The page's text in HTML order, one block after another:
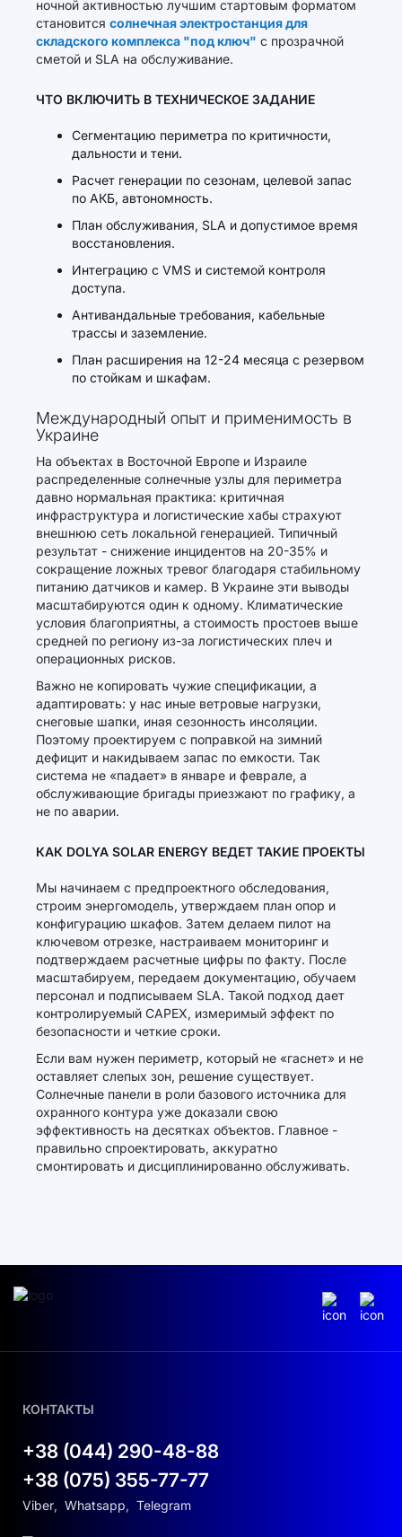
ночной активностью лучшим стартовым форматом
становится солнечная электростанция для
складского комплекса "под ключ" с прозрачной
сметой и SLA на обслуживание.
ЧТО ВКЛЮЧИТЬ В ТЕХНИЧЕСКОЕ ЗАДАНИЕ
Сегментацию периметра по критичности,
дальности и тени.
Расчет генерации по сезонам, целевой запас
по АКБ, автономность.
План обслуживания, SLA и допустимое время
восстановления.
Интеграцию с VMS и системой контроля
доступа.
Антивандальные требования, кабельные
трассы и заземление.
План расширения на 12-24 месяца с резервом
по стойкам и шкафам.
Международный опыт и применимость в
Украине
На объектах в Восточной Европе и Израиле
распределенные солнечные узлы для периметра
давно нормальная практика: критичная
инфраструктура и логистические хабы страхуют
внешнюю сеть локальной генерацией. Типичный
результат - снижение инцидентов на 20-35% и
сокращение ложных тревог благодаря стабильному
питанию датчиков и камер. В Украине эти выводы
масштабируются один к одному. Климатические
условия благоприятны, а стоимость простоев выше
средней по региону из-за логистических плеч и
операционных рисков.
Важно не копировать чужие спецификации, а
адаптировать: у нас иные ветровые нагрузки,
снеговые шапки, иная сезонность инсоляции.
Поэтому проектируем с поправкой на зимний
дефицит и накидываем запас по емкости. Так
система не «падает» в январе и феврале, а
обслуживающие бригады приезжают по графику, а
не по аварии.
КАК DOLYA SOLAR ENERGY ВЕДЕТ ТАКИЕ ПРОЕКТЫ
Мы начинаем с предпроектного обследования,
строим энергомодель, утверждаем план опор и
конфигурацию шкафов. Затем делаем пилот на
ключевом отрезке, настраиваем мониторинг и
подтверждаем расчетные цифры по факту. После
масштабируем, передаем документацию, обучаем
персонал и подписываем SLA. Такой подход дает
контролируемый CAPEX, измеримый эффект по
безопасности и четкие сроки.
Если вам нужен периметр, который не «гаснет» и не
оставляет слепых зон, решение существует.
Солнечные панели в роли базового источника для
охранного контура уже доказали свою
эффективность на десятках объектов. Главное -
правильно спроектировать, аккуратно
смонтировать и дисциплинированно обслуживать.
КОНТАКТЫ
+38 (044) 290-48-88
+38 (075) 355-77-77
Viber, Whatsapp, Telegram